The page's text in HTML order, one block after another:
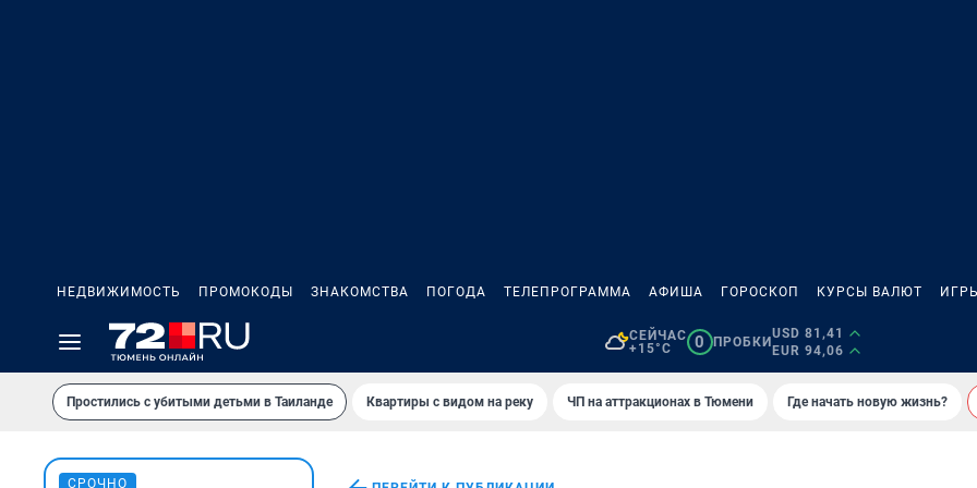
НЕДВИЖИМОСТЬ ПРОМОКОДЫ ЗНАКОМСТВА ПОГОДА ТЕЛЕПРОГРАММА АФИША ГОРОСКОП КУРСЫ ВАЛЮТ ИГРЫ
СЕЙЧАС
+15°C
0 ПРОБКИ
USD 81,41
EUR 94,06
Простились с убитыми детьми в Таиланде Квартиры с видом на реку ЧП на аттракционах в Тюмени Где начать новую жизнь?
СРОЧНО